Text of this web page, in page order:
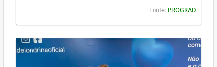
Fonte: PROGRAD